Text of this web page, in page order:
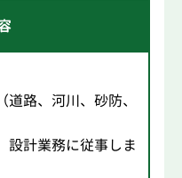
路、河川、砂防、
設計業務に従事しま